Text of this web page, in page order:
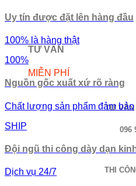
TƯ VẤN
MIỄN PHÍ
TƯ VẤN
096
THI
Uy tín được đặt lên hàng đầu
100% là hàng thật
100%
Nguồn gốc xuất xứ rõ ràng
Chất lượng sản phẩm đảm bảo
SHIP
Đội ngũ thi công dày dạn
Dịch vụ 24/7